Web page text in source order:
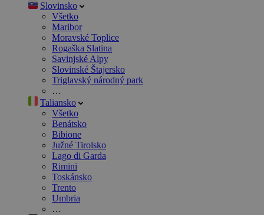
Slovinsko
Všetko
Maribor
Moravské Toplice
Rogaška Slatina
Savinjské Alpy
Slovinské Štajersko
Triglavský národný park
…
Taliansko
Všetko
Benátsko
Bibione
Južné Tirolsko
Lago di Garda
Rimini
Toskánsko
Trento
Umbria
…